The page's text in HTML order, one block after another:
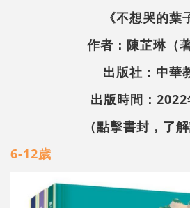
《不想哭的葉
作者：陳芷琳（
出版社：中華
出版時間：2022
（點擊書封，了解
6-12歲